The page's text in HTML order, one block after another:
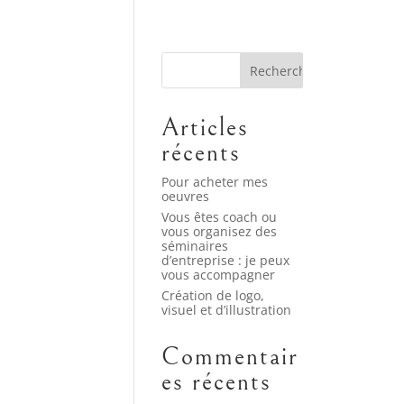
Articles
récents
Pour acheter mes
oeuvres
Vous êtes coach ou
vous organisez des
séminaires
d’entreprise : je peux
vous accompagner
Création de logo,
visuel et d’illustration
Commentair
es récents